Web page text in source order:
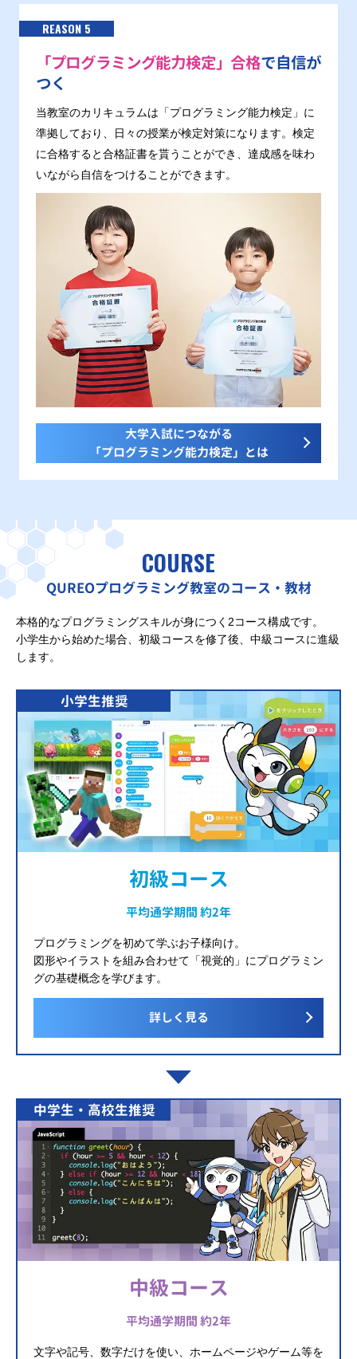
REASON 5
「プログラミング能力検定」合格で自信が
つく
当教室のカリキュラムは「プログラミング能力検定」に
準拠しており、日々の授業が検定対策になります。検定
に合格すると合格証書を貰うことができ、達成感を味わ
いながら自信をつけることができます。
大学入試につながる
「プログラミング能力検定」とは
COURSE
QUREOプログラミング教室のコース・教材
本格的なプログラミングスキルが身につく2コース構成です。
小学生から始めた場合、初級コースを修了後、中級コースに進級
します。
小学生推奨
初級コース
平均通学期間 約2年
プログラミングを初めて学ぶお子様向け。
図形やイラストを組み合わせて「視覚的」にプログラミン
グの基礎概念を学びます。
詳しく見る
中学生・高校生推奨
中級コース
平均通学期間 約2年
文字や記号、数字だけを使い、ホームページやゲーム等を